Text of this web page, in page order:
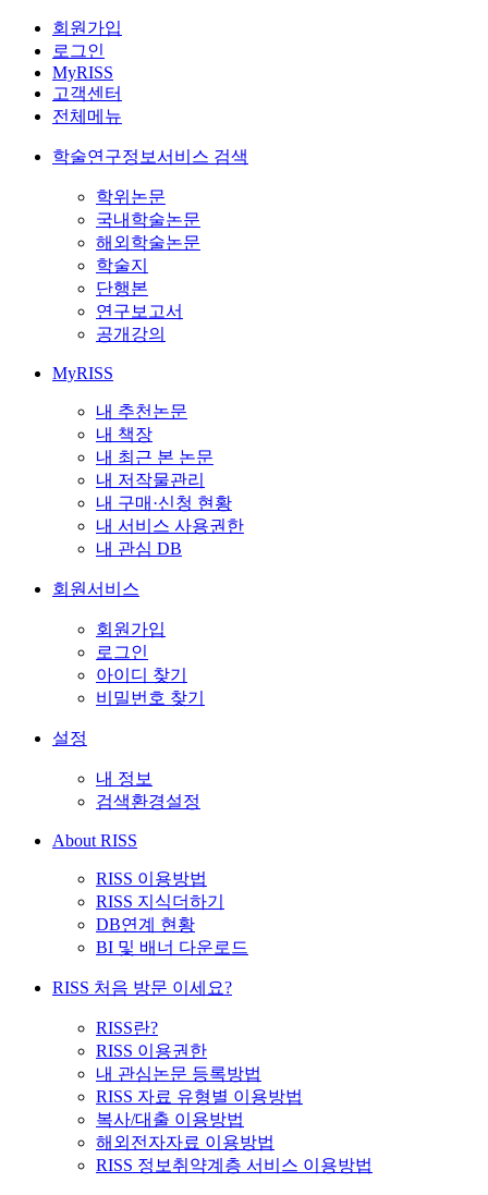
회원가입
로그인
MyRISS
고객센터
전체메뉴
학술연구정보서비스 검색
학위논문
국내학술논문
해외학술논문
학술지
단행본
연구보고서
공개강의
MyRISS
내 추천논문
내 책장
내 최근 본 논문
내 저작물관리
내 구매·신청 현황
내 서비스 사용권한
내 관심 DB
회원서비스
회원가입
로그인
아이디 찾기
비밀번호 찾기
설정
내 정보
검색환경설정
About RISS
RISS 이용방법
RISS 지식더하기
DB연계 현황
BI 및 배너 다운로드
RISS 처음 방문 이세요?
RISS란?
RISS 이용권한
내 관심논문 등록방법
RISS 자료 유형별 이용방법
복사/대출 이용방법
해외전자자료 이용방법
RISS 정보취약계층 서비스 이용방법